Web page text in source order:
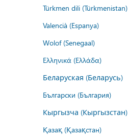
Türkmen dili (Türkmenistan)
Valencià (Espanya)
Wolof (Senegaal)
Ελληνικά (Ελλάδα)
Беларуская (Беларусь)
Български (България)
Кыргызча (Кыргызстан)
Қазақ (Қазақстан)